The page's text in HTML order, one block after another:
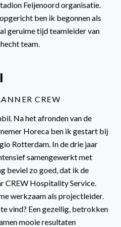
Feijenoord organisatie.
ben ik begonnen als
geruime tijd teamleider van
team.
CREW
Na het afronden van de
Horeca ben ik gestart bij
Rotterdam. In de drie jaar
samengewerkt met
beviel zo goed, dat ik de
CREW Hospitality Service.
werkzaam als projectleider.
vind? Een gezellig, betrokken
mooie resultaten